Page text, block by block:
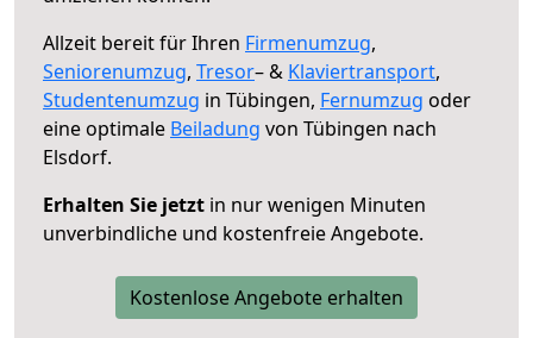
Allzeit bereit für Ihren Firmenumzug,
Seniorenumzug, Tresor– & Klaviertransport,
Studentenumzug in Tübingen, Fernumzug oder
eine optimale Beiladung von Tübingen nach
Elsdorf.
Erhalten Sie jetzt in nur wenigen Minuten
unverbindliche und kostenfreie Angebote.
Kostenlose Angebote erhalten